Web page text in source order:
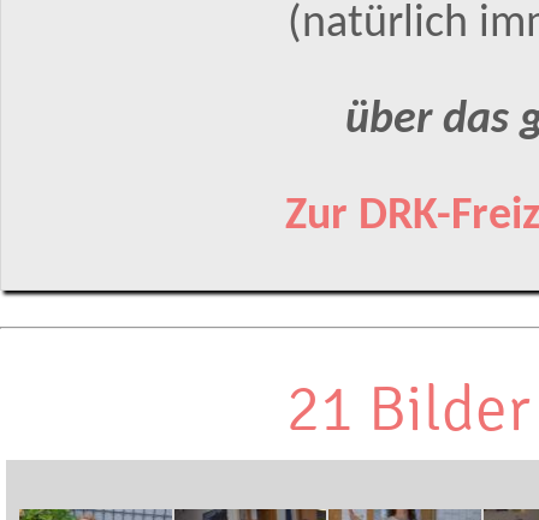
(natürlich
über das
Zur DRK-
21